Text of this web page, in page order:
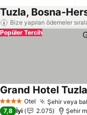
Tuzla, Bosna-
Bize yapılan ödemeler
Popüler Tercih
4 Yıldız Otel Şehir veya
Grand Hotel Tuzla
7,8 İyi 2.075 Şehir